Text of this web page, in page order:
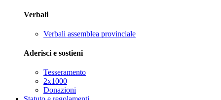
Verbali
Verbali assemblea provinciale
Aderisci e sostieni
Tesseramento
2x1000
Donazioni